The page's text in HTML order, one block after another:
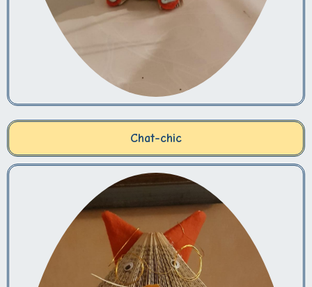
Chat-chic